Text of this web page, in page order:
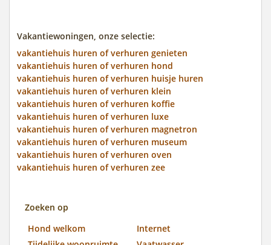
Vakantiewoningen, onze selectie:
vakantiehuis huren of verhuren genieten
vakantiehuis huren of verhuren hond
vakantiehuis huren of verhuren huisje huren
vakantiehuis huren of verhuren klein
vakantiehuis huren of verhuren koffie
vakantiehuis huren of verhuren luxe
vakantiehuis huren of verhuren magnetron
vakantiehuis huren of verhuren museum
vakantiehuis huren of verhuren oven
vakantiehuis huren of verhuren zee
Zoeken op
Hond welkom
Internet